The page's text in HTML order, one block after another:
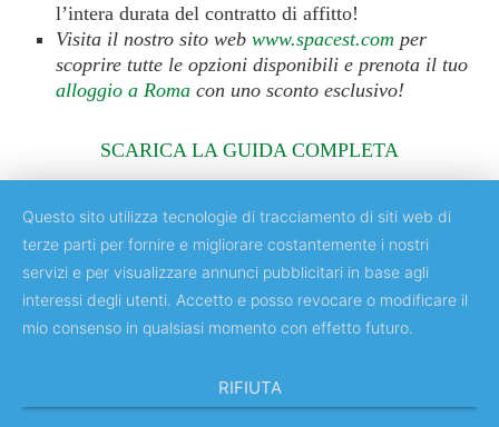
l’intera durata del contratto di affitto!
Visita il nostro sito web www.spacest.com per
scoprire tutte le opzioni disponibili e prenota il tuo
alloggio a Roma con uno sconto esclusivo!
SCARICA LA GUIDA COMPLETA
Copyright © 2018 Università degli Studi di Roma "Tor Vergata"
Questo sito utilizza tecnologie di tracciamento di siti web di
terze parti per fornire e migliorare costantemente i nostri
servizi e per visualizzare annunci pubblicitari in base agli
interessi degli utenti. Accetto e posso revocare o modificare il
mio consenso in qualsiasi momento con effetto futuro.
RIFIUTA